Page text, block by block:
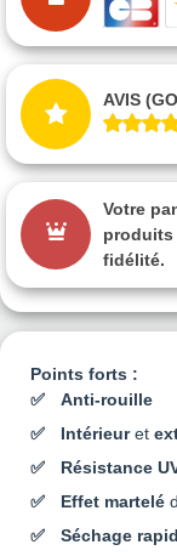
Points forts :
Anti-rouille
Intérieuret
Résistance
Effet martelé
Séchage
AVIS
Votre
produits
fidélité.